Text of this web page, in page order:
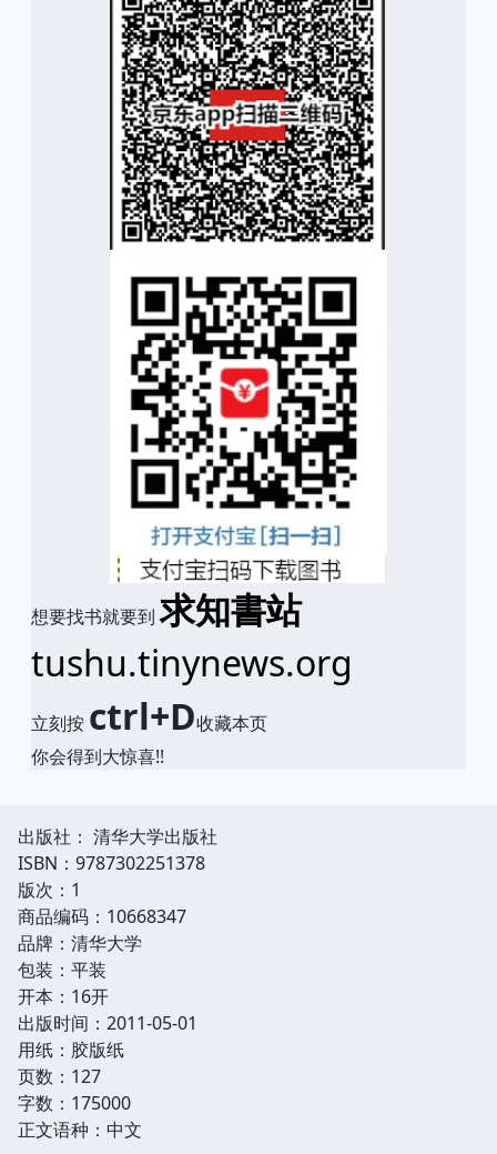
想要找书就要到求知書站
tushu.tinynews.org
立刻按 ctrl+D收藏本页
你会得到大惊喜!!
出版社： 清华大学出版社
ISBN：9787302251378
版次：1
商品编码：10668347
品牌：清华大学
包装：平装
开本：16开
出版时间：2011-05-01
用纸：胶版纸
页数：127
字数：175000
正文语种：中文